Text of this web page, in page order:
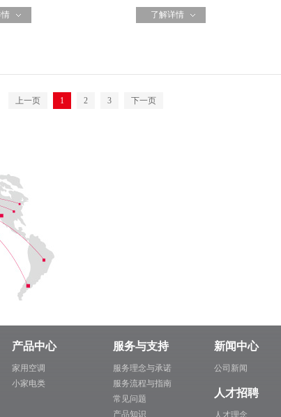
了解详情
上一页 1 2 3 下一页
产品中心
家用空调
小家电类
服务与支持
服务理念与承诺
服务流程与指南
常见问题
产品知识
新闻中心
公司新闻
人才招聘
人才理念